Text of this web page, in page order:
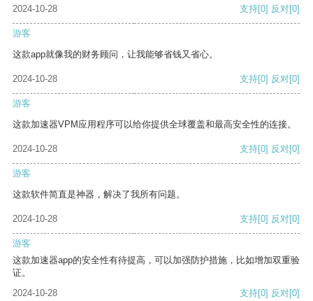
2024-10-28 支持[0] 反对[0]
游客
这款app就像我的财务顾问，让我能够省钱又省心。
2024-10-28 支持[0] 反对[0]
游客
这款加速器VPM应用程序可以给你提供全球覆盖和最高安全性的连接。
2024-10-28 支持[0] 反对[0]
游客
这款软件简直是神器，解决了我所有问题。
2024-10-28 支持[0] 反对[0]
游客
这款加速器app的安全性有待提高，可以加强防护措施，比如增加双重验
证。
2024-10-28
支持[0] 反对[0]